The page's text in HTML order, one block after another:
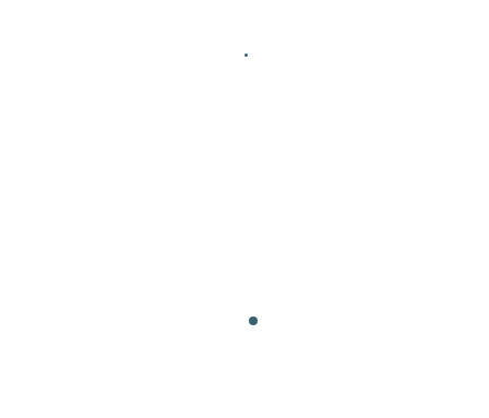
Facebook ((öffnet ein neues Fenster))